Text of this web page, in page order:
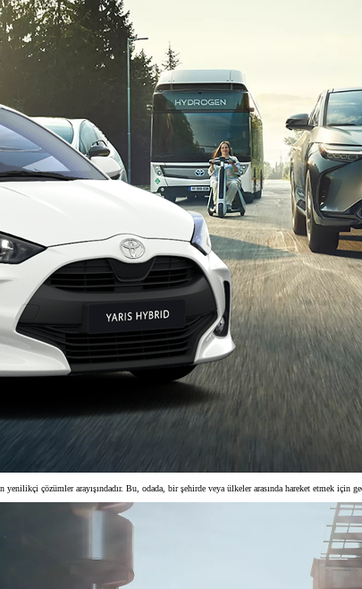
çözümler arayışındadır. Bu, odada, bir şehirde veya ülkeler arasında hareket etmek